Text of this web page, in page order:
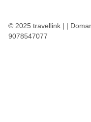
© 2025 travellink | |
9078547077